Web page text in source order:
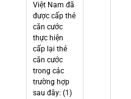
Việt Nam đã
được cấp thẻ
căn cước
thực hiện
cấp lại thẻ
căn cước
trong các
trường hợp
sau đây: (1)